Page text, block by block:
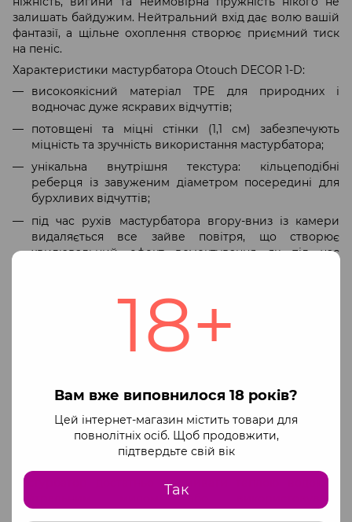
18+
Вам вже виповнилося 18 років?
Цей інтернет-магазин містить товари для
повнолітніх осіб. Щоб продовжити,
підтвердьте свій вік
Так
залишать байдужим. Нейтральний вхід дає волю вашій
фантазії, а щільне охоплення створює приємний тиск
на пеніс.
Характеристики мастурбатора Otouch DECOR 1-D:
високоякісний матеріал TPE для природних і
водночас дуже яскравих відчуттів;
потовщені та міцні стінки (1,1 см) забезпечують
міцність та зручність використання мастурбатора;
унікальна внутрішня текстура: кільцеподібні
реберця із завуженим діаметром посередині для
бурхливих відчуттів;
під час рухів мастурбатора вгору-вниз із камери
видаляється все зайве повітря, що створює
хвилювальний ефект всмоктування як під час
розтяжність роблять мастурбатор придатним для
будь-якого розміру пеніса;
вузький вхід (1,8 см) і міцне захоплення — усе для
якому його зручно зберігати й за необхідності брати
із собою.
Побалуйте себе яскравими відчуттями з
мастурбатором Otouch DECOR 1-D! Не забувайте про
мастурбатор достатньо промивати теплою водою з
нейтральним милом або використовувати